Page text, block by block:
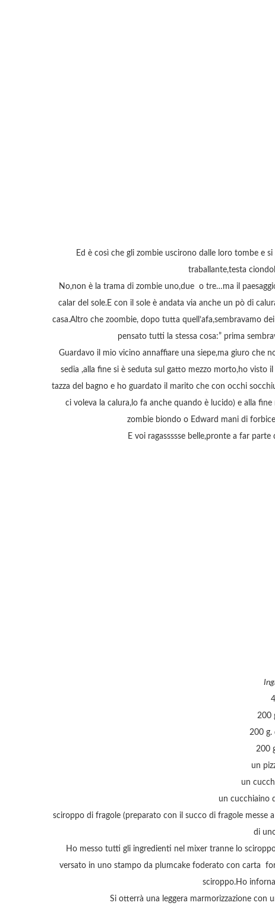
Ed è così che gli zombie uscirono dalle loro tombe e
traballante,testa
No,non è la trama di zombie uno,due o tre…ma il
calar del sole.E con il sole è andata via anche un pò di
casa.Altro che zoombie, dopo tutta quell’afa,sembravamo
pensato tutti la stessa cosa:” prima
Guardavo il mio vicino annaffiare una siepe,ma giuro che
sedia ,alla fine si è seduta sul gatto mezzo morto,ho visto
tazza del bagno e ho guardato il marito che con occhi
ci voleva la calura,lo fa anche quando è lucido) e alla
zombie biondo o Edward mani di
E voi ragassssse belle,pronte a far parte
200
200 g.
200
un
un
un cucchiaino
sciroppo di fragole (preparato con il succo di fragole messe
di
Ho messo tutti gli ingredienti nel mixer tranne lo
versato in uno stampo da plumcake foderato con carta
sciroppo.Ho
Si otterrà una leggera marmorizzazione con